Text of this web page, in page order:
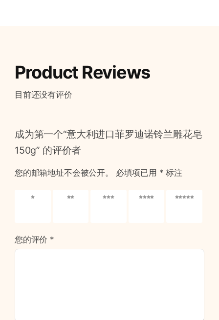
Product Reviews
目前还没有评价
成为第一个“意大利进口菲罗迪诺铃兰雕花皂
150g” 的评价者
您的邮箱地址不会被公开。 必填项已用 * 标注
1 星
2 星
3 星
4 星
5 星
您的评价 *